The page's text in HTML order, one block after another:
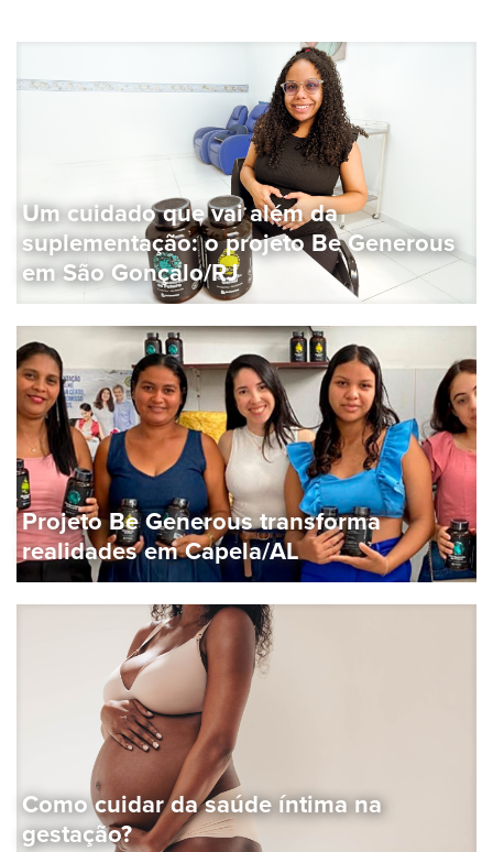
Um cuidado que vai além da
suplementação: o projeto Be Generous
em São Gonçalo/RJ
Projeto Be Generous transforma
realidades em Capela/AL
Como cuidar da saúde íntima na
gestação?